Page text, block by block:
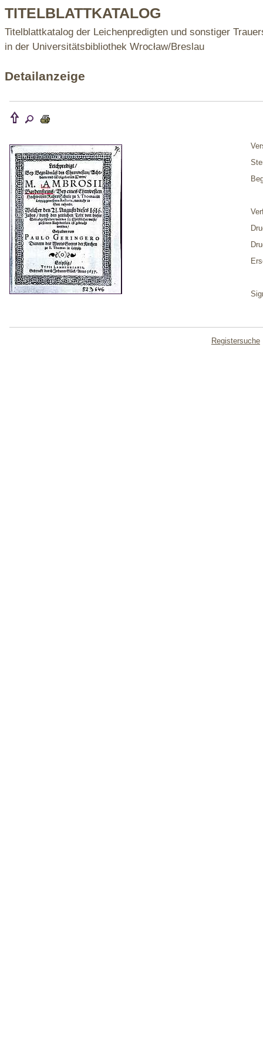
TITELBLATTKATALOG
Titelblattkatalog der Leichenpredigten und sonstiger
in der Universitätsbibliothek Wrocław/Breslau
Detailanzeige
Registersuche